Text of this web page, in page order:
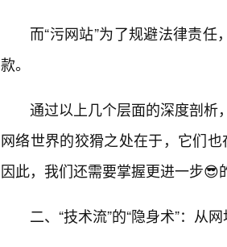
而“污网站”为了规避法律责
款。
通过以上几个层面的深度剖析
网络世界的狡猾之处在于，它们也
因此，我们还需要掌握更进一步😎
二、“技术流”的“隐身术”：从